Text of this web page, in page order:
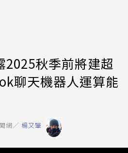
秋季前將建超
聊天機器人運算能
網／ 楊又肇